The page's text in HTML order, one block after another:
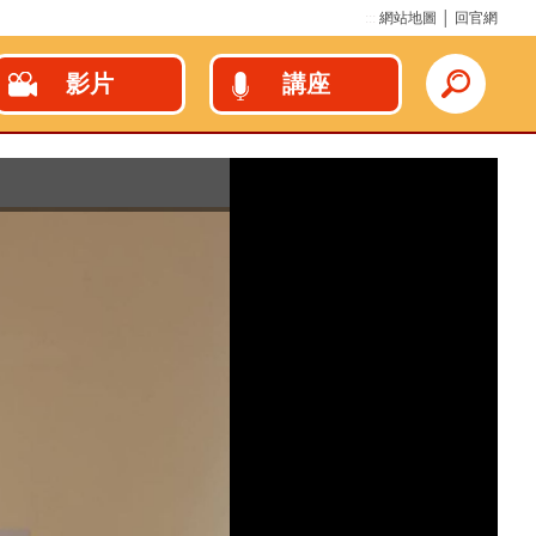
::: 網站地圖 回官網
影片 講座